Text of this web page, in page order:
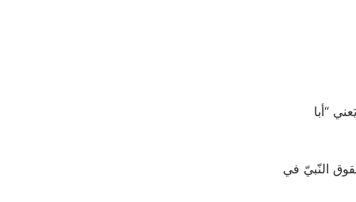
“أبا
النّبيّ في